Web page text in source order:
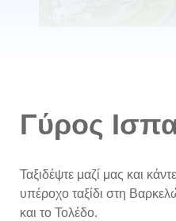
Γύρος
Ταξιδέψτε μαζί μας και
υπέροχο ταξίδι στη
και το Τολέδο.